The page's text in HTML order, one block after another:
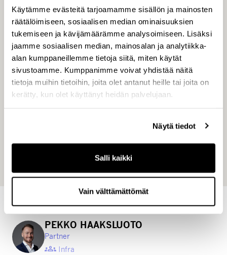
Käytämme evästeitä tarjoamamme sisällön ja mainosten
räätälöimiseen, sosiaalisen median ominaisuuksien
tukemiseen ja kävijämäärämme analysoimiseen. Lisäksi
jaamme sosiaalisen median, mainosalan ja analytiikka-
alan kumppaneillemme tietoja siitä, miten käytät
sivustoamme. Kumppanimme voivat yhdistää näitä
tietoja muihin tietoihin, joita olet antanut heille tai joita on
kerätty, kun olet käyttänyt heidän palvelujaan.
Näytä tiedot
Salli kaikki
Vain välttämättömät
lähtien. Lisätietoja osoitteessa
www.capman.com/fi
Haminan Energiasta
Haminan Energia on paikallinen energiayhtiö,
jokatuottaa ja jakelee kaukolämpöä sekä vastaa
määrätietoisesti kohti puhtaampaa tulevaisuutta.
Yhtiö etsii jatkuvasti uusia energiaratkaisuja ja
keinoja tuottaa lämpöä ja energiaa kestävästi.
PEKKO HAAKSLUOTO
Partner
Infra